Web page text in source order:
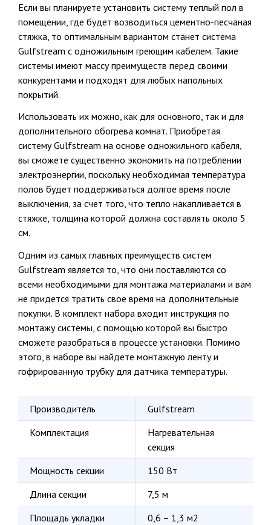
Если вы планируете установить систему теплый пол в
помещении, где будет возводиться цементно-песчаная
стяжка, то оптимальным вариантом станет система
Gulfstream с одножильным греющим кабелем. Такие
системы имеют массу преимуществ перед своими
конкурентами и подходят для любых напольных
покрытий.
Использовать их можно, как для основного, так и для
дополнительного обогрева комнат. Приобретая
систему Gulfstream на основе одножильного кабеля,
вы сможете существенно экономить на потреблении
электроэнергии, поскольку необходимая температура
полов будет поддерживаться долгое время после
выключения, за счет того, что тепло накапливается в
стяжке, толщина которой должна составлять около 5
см.
Одним из самых главных преимуществ систем
Gulfstream является то, что они поставляются со
всеми необходимыми для монтажа материалами и вам
не придется тратить свое время на дополнительные
покупки. В комплект набора входит инструкция по
монтажу системы, с помощью которой вы быстро
сможете разобраться в процессе установки. Помимо
этого, в наборе вы найдете монтажную ленту и
гофрированную трубку для датчика температуры.
Производитель
Gulfstream
Комплектация
Нагревательная
секция
Мощность секции
150 Вт
Длина секции
7,5 м
Площадь укладки
0,6 – 1,3 м2